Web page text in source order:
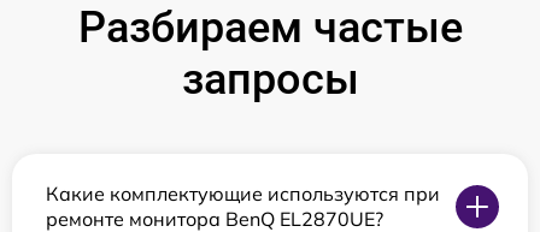
Разбираем частые
запросы
Какие комплектующие используются при
ремонте монитора BenQ EL2870UE?